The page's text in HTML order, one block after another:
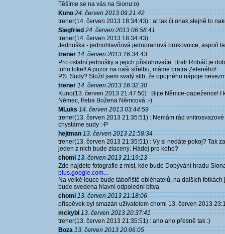
Těšíme se na vás na Sionu:o)
Kuno 24. červen 2013 09:21:42
trener(14. červen 2013 18:34:43) : at tak či onak,stejně to
Siegfried 24. červen 2013 06:58:41
trener(14. červen 2013 18:34:43) :
Jednuška - jednohlavňová jednoranová brokovnice, aspoň
trener 14. červen 2013 16:34:43
Pro ostatní jednušky a jejich přisluhovače: Bratr Roháč je
toho loket! A pozor na naši střelbu, máme bratra Zeleného!
P.S. Sudy? Složil jsem svatý slib, že opojného nápoje
trener 14. červen 2013 16:32:30
Kuno(13. červen 2013 21:47:50) : Bijte Němce-papežence!
Němec, třeba Božena Němcová :-)
MLuks 14. červen 2013 03:44:59
trener(13. červen 2013 21:35:51) : Nemám rád
chystáme sudy :-P
hejtman 13. červen 2013 21:58:34
trener(13. červen 2013 21:35:51) : Vy si nedáte pokoj? Tak
jeden z nich bude zlacený. Hádej pro koho?
chomi 13. červen 2013 21:19:13
Zde najdete fotografie z míst, kde bude Dobývání hradu
plus.google.com...
Na velké louce bude tábořiště obléhatelů, na dalších
bude svedena hlavní odpolední bitva
chomi 13. červen 2013 21:18:06
příspěvek byl smazán uživatelem chomi 13. červen 2013
mckybl 13. červen 2013 20:37:41
trener(13. červen 2013 21:35:51) : ano ano přesně tak :)
Boza 13. červen 2013 20:06:05